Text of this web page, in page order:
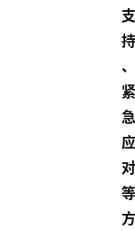
支
持
、
紧
急
应
对
等
方